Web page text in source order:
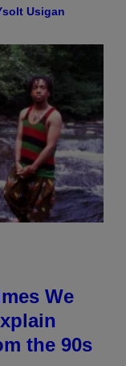
Usigan
We
the 90s